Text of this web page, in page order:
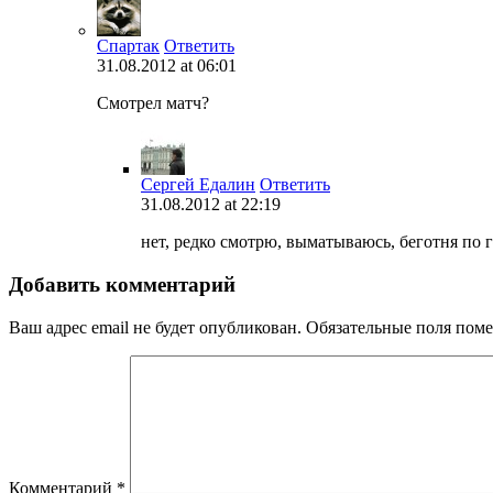
Спартак Ответить
31.08.2012 at 06:01
Смотрел матч?
Сергей Едалин Ответить
31.08.2012 at 22:19
нет, редко смотрю, выматываюсь, беготня по
Добавить комментарий
Ваш адрес email не будет опубликован. Обязательные поля
Комментарий *